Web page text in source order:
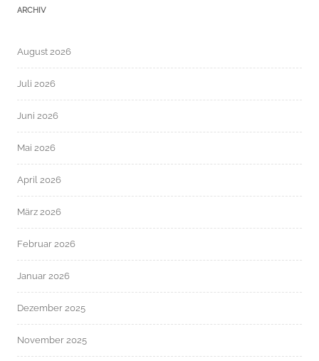
ARCHIV
August 2026
Juli 2026
Juni 2026
Mai 2026
April 2026
März 2026
Februar 2026
Januar 2026
Dezember 2025
November 2025